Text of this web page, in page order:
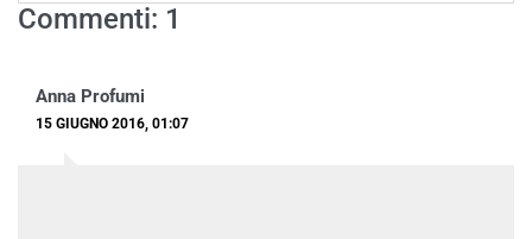
Commenti: 1
Anna Profumi
15 GIUGNO 2016, 01:07